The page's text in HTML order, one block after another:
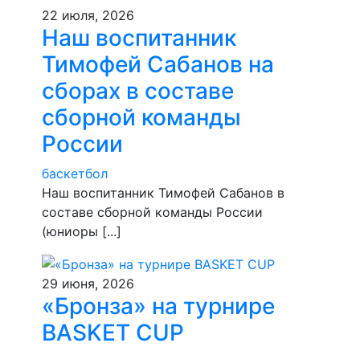
22 июля, 2026
Наш воспитанник
Тимофей Сабанов на
сборах в составе
сборной команды
России
баскетбол
Наш воспитанник Тимофей Сабанов в
составе сборной команды России
(юниоры [...]
29 июня, 2026
«Бронза» на турнире
BASKET CUP